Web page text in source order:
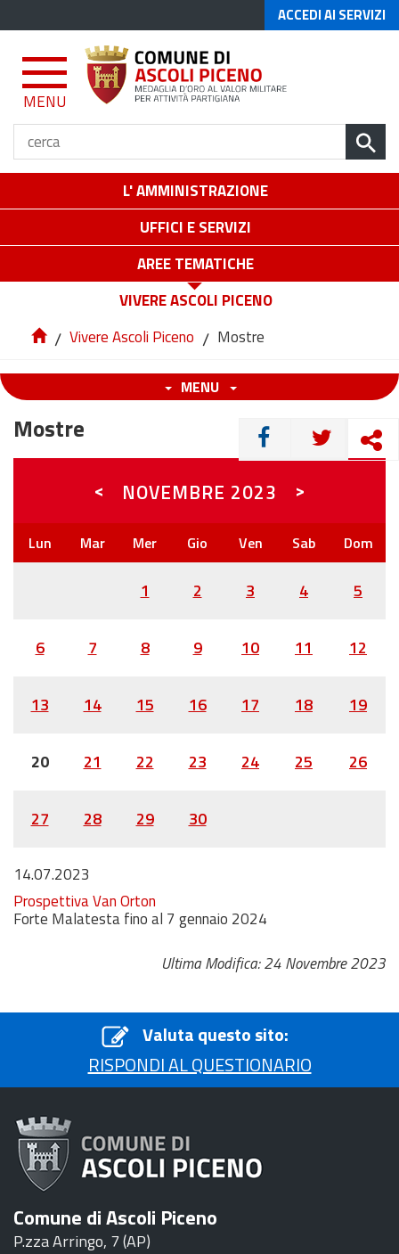
ACCEDI AI SERVIZI
MENU
L' AMMINISTRAZIONE
UFFICI E SERVIZI
AREE TEMATICHE
VIVERE ASCOLI PICENO
/ Vivere Ascoli Piceno / Mostre
MENU
CONDIVIDI
Mostre
< NOVEMBRE 2023 >
1 2 3 4 5
6 7 8 9 10 11 12
13 14 15 16 17 18 19
20 21 22 23 24 25 26
27 28 29 30
14.07.2023
Prospettiva Van Orton
Forte Malatesta fino al 7 gennaio 2024
Ultima Modifica: 24 Novembre 2023
Valuta questo sito:
RISPONDI AL QUESTIONARIO
Comune di Ascoli Piceno
P.zza Arringo, 7 (AP)